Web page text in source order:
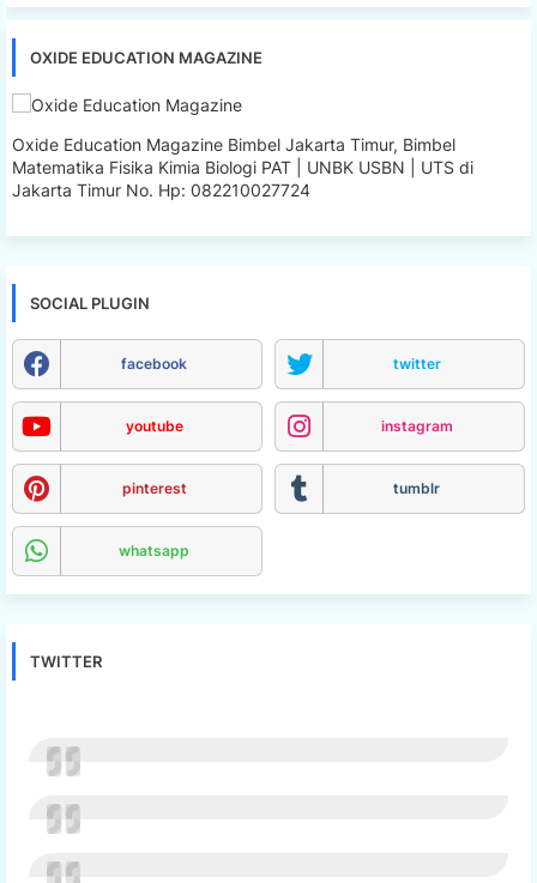
OXIDE EDUCATION MAGAZINE
Oxide Education Magazine Bimbel Jakarta Timur, Bimbel
Matematika Fisika Kimia Biologi PAT | UNBK USBN | UTS di
Jakarta Timur No. Hp: 082210027724
SOCIAL PLUGIN
facebook twitter
youtube instagram
pinterest tumblr
whatsapp
TWITTER